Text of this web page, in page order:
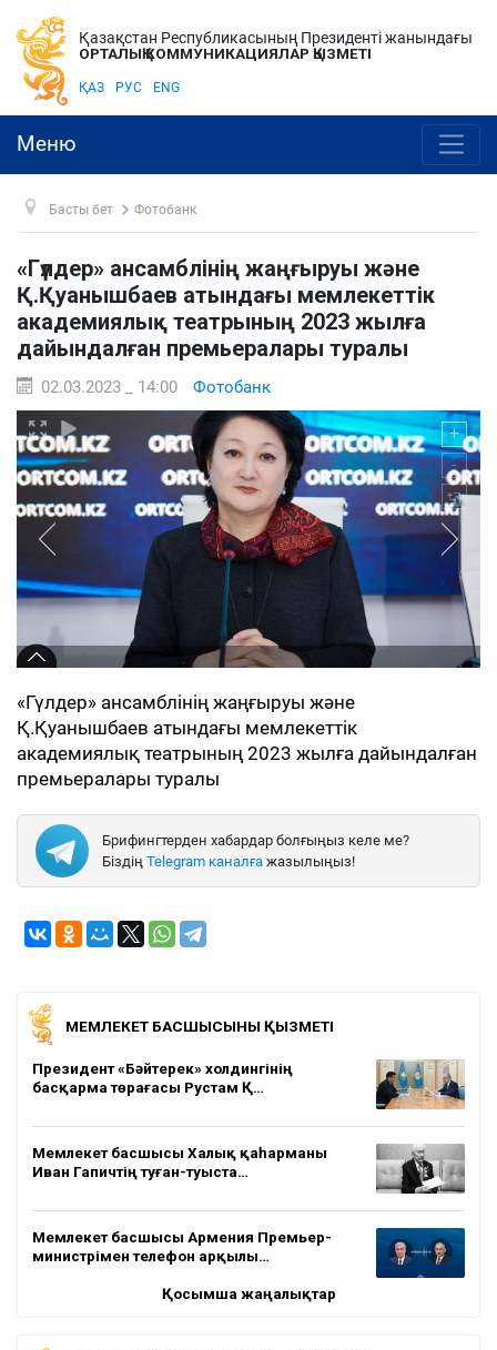
Қазақстан Республикасының Президенті жанындағы
ОРТАЛЫҚ КОММУНИКАЦИЯЛАР ҚЫЗМЕТІ
ҚАЗ РУС ENG
Меню
Басты бет Фотобанк
«Гүлдер» ансамблінің жаңғыруы және
Қ.Қуанышбаев атындағы мемлекеттік
академиялық театрының 2023 жылға
дайындалған премьералары туралы
02.03.2023 _ 14:00 Фотобанк
«Гүлдер» ансамблінің жаңғыруы және
Қ.Қуанышбаев атындағы мемлекеттік
академиялық театрының 2023 жылға дайындалған
премьералары туралы
Брифингтерден хабардар болғыңыз келе ме?
Біздің Telegram каналға жазылыңыз!
МЕМЛЕКЕТ БАСШЫСЫНЫҢ ҚЫЗМЕТІ
Президент «Бәйтерек» холдингінің
басқарма төрағасы Рустам Қ…
Мемлекет басшысы Халық қаһарманы
Иван Гапичтің туған-туыста…
Мемлекет басшысы Армения Премьер-
министрімен телефон арқылы…
Қосымша жаңалықтар